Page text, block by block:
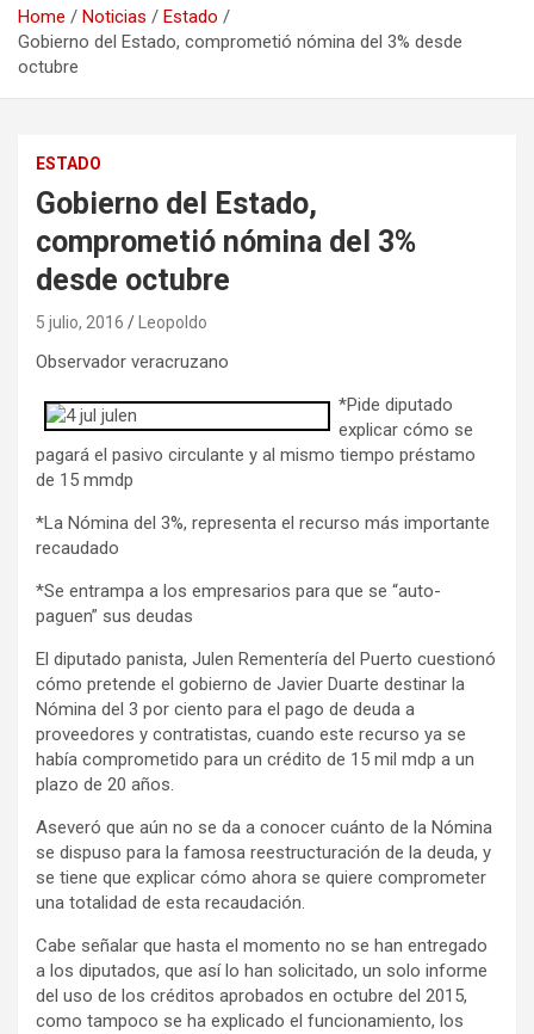
Home Noticias
Estado
Gobierno del Estado, comprometió nómina del 3% desde
octubre
ESTADO
Gobierno del Estado,
comprometió nómina del 3%
desde octubre
5 julio, 2016 Leopoldo
Observador veracruzano
*Pide diputado
explicar cómo se
pagará el pasivo circulante y al mismo tiempo préstamo
de 15 mmdp
*La Nómina del 3%, representa el recurso más importante
recaudado
*Se entrampa a los empresarios para que se “auto-
paguen” sus deudas
El diputado panista, Julen Rementería del Puerto cuestionó
cómo pretende el gobierno de Javier Duarte destinar la
Nómina del 3 por ciento para el pago de deuda a
proveedores y contratistas, cuando este recurso ya se
había comprometido para un crédito de 15 mil mdp a un
plazo de 20 años.
Aseveró que aún no se da a conocer cuánto de la Nómina
se dispuso para la famosa reestructuración de la deuda, y
se tiene que explicar cómo ahora se quiere comprometer
una totalidad de esta recaudación.
Cabe señalar que hasta el momento no se han entregado
a los diputados, que así lo han solicitado, un solo informe
del uso de los créditos aprobados en octubre del 2015,
como tampoco se ha explicado el funcionamiento, los